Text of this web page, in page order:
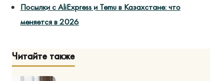
Посылки с AliExpress и Temu в Казахстане: что
меняется в 2026
Читайте также